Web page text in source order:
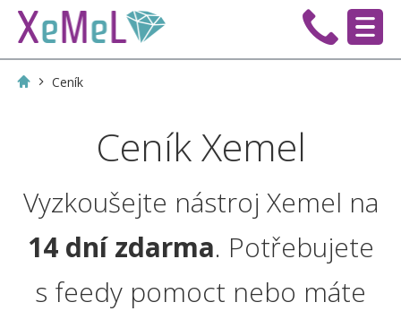
Ceník
Ceník Xemel
Vyzkoušejte nástroj Xemel na
14 dní zdarma. Potřebujete
s feedy pomoct nebo máte